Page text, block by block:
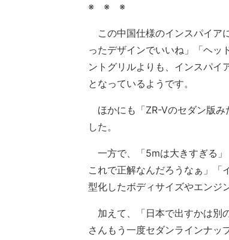
※ ※ ※
この中国仕様のインスパイア
ったデザインでいいね」「ヘッ
ントグリルよりも、インスパイ
となっているようです。
ほかにも「ZR-Vのセダン版み
した。
一方で、「5mは大きすぎる
これで正解なんだろうなぁ」「
型化したボディサイズやエンジ
加えて、「日本で出すかは別
さんもう一度セダンラインナッ